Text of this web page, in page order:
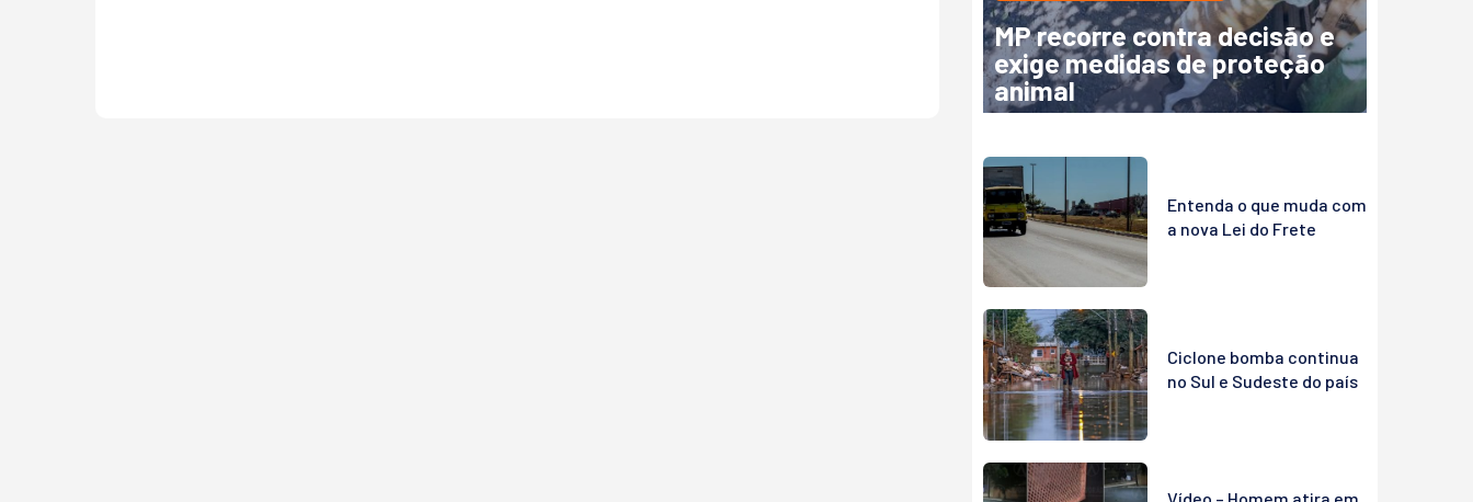
MP recorre contra decisão e
exige medidas de proteção
animal
Entenda o que muda com
a nova Lei do Frete
Ciclone bomba continua
no Sul e Sudeste do país